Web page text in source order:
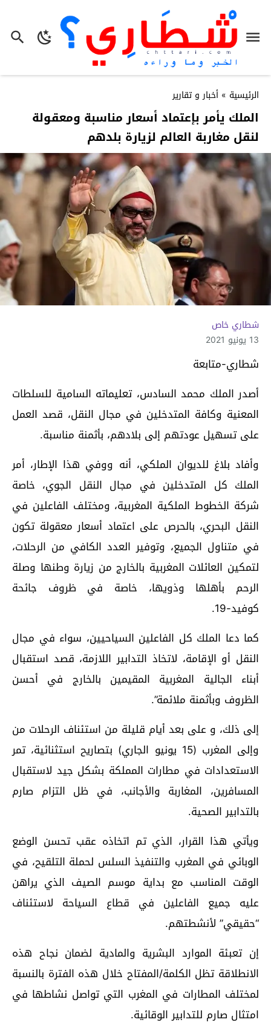
الرئيسية » أخبار و تقارير
الملك يأمر بإعتماد أسعار مناسبة ومعقولة
لنقل مغاربة العالم لزيارة بلدهم
شطاري خاص
13 يونيو 2021
شطاري-متابعة
أصدر الملك محمد السادس، تعليماته السامية للسلطات
المعنية وكافة المتدخلين في مجال النقل، قصد العمل
على تسهيل عودتهم إلى بلادهم، بأثمنة مناسبة.
وأفاد بلاغ للديوان الملكي، أنه ووفي هذا الإطار، أمر
الملك كل المتدخلين في مجال النقل الجوي، خاصة
شركة الخطوط الملكية المغربية، ومختلف الفاعلين في
النقل البحري، بالحرص على اعتماد أسعار معقولة تكون
في متناول الجميع، وتوفير العدد الكافي من الرحلات،
لتمكين العائلات المغربية بالخارج من زيارة وطنها وصلة
الرحم بأهلها وذويها، خاصة في ظروف جائحة
كوفيد-19.
كما دعا الملك كل الفاعلين السياحيين، سواء في مجال
النقل أو الإقامة، لاتخاذ التدابير اللازمة، قصد استقبال
أبناء الجالية المغربية المقيمين بالخارج في أحسن
الظروف وبأثمنة ملائمة”.
إلى ذلك، و على بعد أيام قليلة من استئناف الرحلات من
وإلى المغرب (15 يونيو الجاري) بتصاريح استثنائية، تمر
الاستعدادات في مطارات المملكة بشكل جيد لاستقبال
المسافرين، المغاربة والأجانب، في ظل التزام صارم
بالتدابير الصحية.
ويأتي هذا القرار، الذي تم اتخاذه عقب تحسن الوضع
الوبائي في المغرب والتنفيذ السلس لحملة التلقيح، في
الوقت المناسب مع بداية موسم الصيف الذي يراهن
عليه جميع الفاعلين في قطاع السياحة لاستئناف
“حقيقي” لأنشطتهم.
إن تعبئة الموارد البشرية والمادية لضمان نجاح هذه
الانطلاقة تظل الكلمة/المفتاح خلال هذه الفترة بالنسبة
لمختلف المطارات في المغرب التي تواصل نشاطها في
امتثال صارم للتدابير الوقائية.